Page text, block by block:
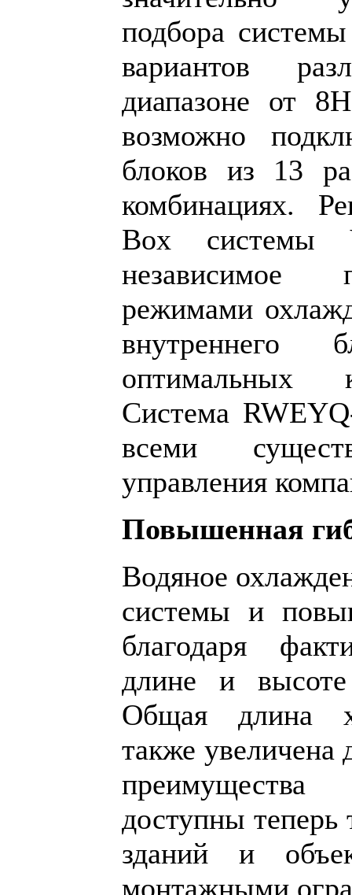
подбора
вариантов
диапазоне от
возможно
блоков из 13
комбинациях.
Box системы
независимое
режимами
внутреннего
оптимальных
Система
всеми
управления
Повышенная
Водяное
системы и
благодаря
длине и высоте
Общая длина
также
доступны теперь
зданий и
монтажными